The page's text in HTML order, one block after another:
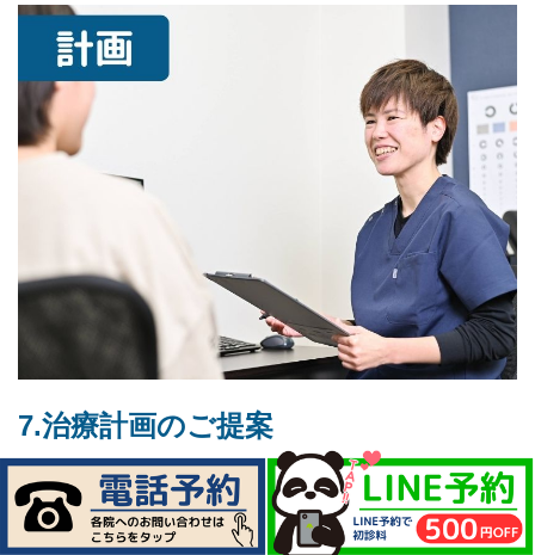
7.治療計画のご提案
今後の通院頻度や期間、セルフケアのアドバイスな
どをご提案します。
患者様のライフスタイルに合わせて、無理のない計